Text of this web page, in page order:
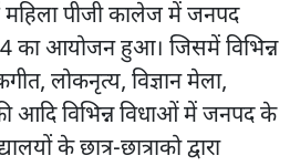
पीजी कालेज में जनपद
का आयोजन हुआ। जिसमें विभिन्न
लोकनृत्य, विज्ञान मेला,
आदि विभिन्न विधाओं में जनपद के
के छात्र-छात्राको द्वारा